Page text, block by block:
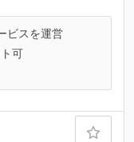
ビスを運営
可